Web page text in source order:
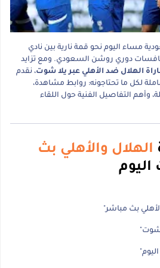
مساء اليوم نحو قمة نارية بين نادي
دوري روشن السعودي. ومع تزايد
الهلال ضد الأهلي عبر يلا شوت، نقدم
لكل ما تحتاجونه: روابط مشاهدة،
وأهم التفاصيل الفنية حول اللقاء
الهلال والأهلي بث
بث مباشر"
شوت"